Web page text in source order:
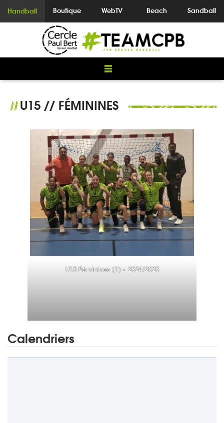
Handball Boutique WebTV Beach Sandball
//U15 // FÉMININES
U15 Féminines (1) – 2024/2025
Calendriers